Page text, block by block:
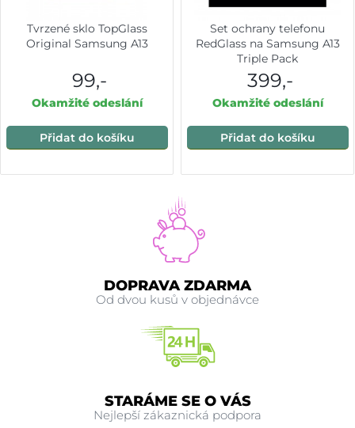
Tvrzené sklo TopGlass
Original Samsung A13
99,-
Okamžité odeslání
Přidat do košíku
Set ochrany telefonu
RedGlass na Samsung A13
Triple Pack
399,-
Okamžité odeslání
Přidat do košíku
DOPRAVA ZDARMA
Od dvou kusů v objednávce
STARÁME SE O VÁS
Nejlepší zákaznická podpora